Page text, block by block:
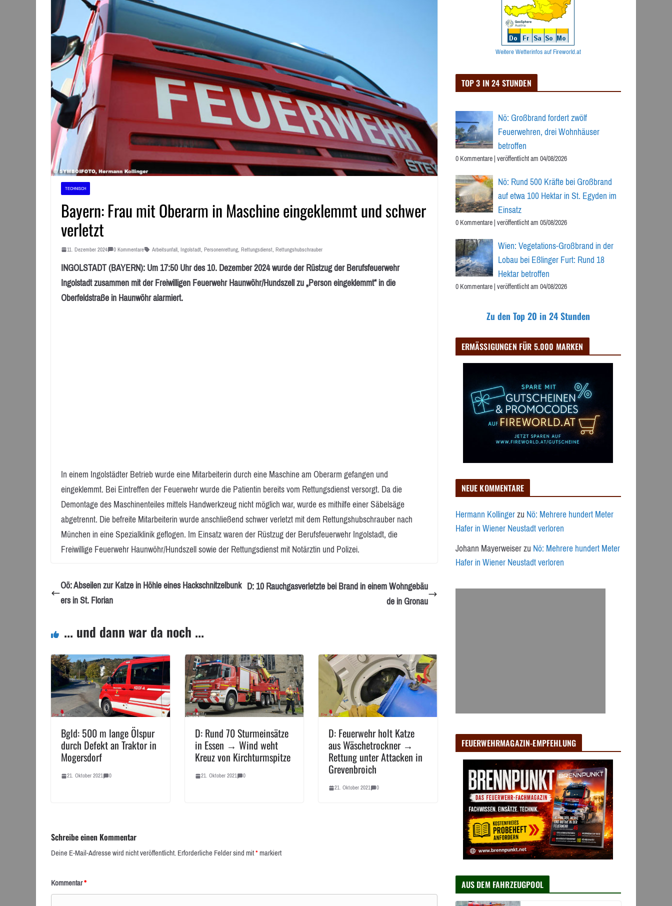
TECHNISCH
Bayern: Frau mit Oberarm in Maschine eingeklemmt und schwer
verletzt
11. Dezember 2024 0 Kommentare Arbeitsunfall, Ingolstadt, Personenrettung, Rettungsdienst, Rettungshubschrauber
INGOLSTADT (BAYERN): Um 17:50 Uhr des 10. Dezember 2024 wurde der Rüstzug der Berufsfeuerwehr
Ingolstadt zusammen mit der Freiwilligen Feuerwehr Haunwöhr/Hundszell zu „Person eingeklemmt“ in die
Oberfeldstraße in Haunwöhr alarmiert.
In einem Ingolstädter Betrieb wurde eine Mitarbeiterin durch eine Maschine am Oberarm gefangen und
eingeklemmt. Bei Eintreffen der Feuerwehr wurde die Patientin bereits vom Rettungsdienst versorgt. Da die
Demontage des Maschinenteiles mittels Handwerkzeug nicht möglich war, wurde es mithilfe einer Säbelsäge
abgetrennt. Die befreite Mitarbeiterin wurde anschließend schwer verletzt mit dem Rettungshubschrauber nach
München in eine Spezialklinik geflogen. Im Einsatz waren der Rüstzug der Berufsfeuerwehr Ingolstadt, die
Freiwillige Feuerwehr Haunwöhr/Hundszell sowie der Rettungsdienst mit Notärztin und Polizei.
Oö: Abseilen zur Katze in Höhle eines Hackschnitzelbunk
ers in St. Florian
D: 10 Rauchgasverletzte bei Brand in einem Wohngebäu
de in Gronau
... und dann war da noch ...
Bgld: 500 m lange Ölspur
durch Defekt an Traktor in
Mogersdorf
21. Oktober 2021 0
D: Rund 70 Sturmeinsätze
in Essen → Wind weht
Kreuz von Kirchturmspitze
21. Oktober 2021 0
D: Feuerwehr holt Katze
aus Wäschetrockner →
Rettung unter Attacken in
Grevenbroich
21. Oktober 2021 0
Schreibe einen Kommentar
Deine E-Mail-Adresse wird nicht veröffentlicht.Erforderliche Felder sind mit*markiert
Kommentar*
Weitere Wetterinfos auf Fireworld.at
TOP 3 IN 24 STUNDEN
Nö: Großbrand fordert zwölf
Feuerwehren, drei Wohnhäuser
betroffen
0 Kommentare|veröffentlicht am 04/08/2026
Nö: Rund 500 Kräfte bei Großbrand
auf etwa 100 Hektar in St. Egyden im
Einsatz
0 Kommentare|veröffentlicht am 05/08/2026
Wien: Vegetations-Großbrand in der
Lobau bei Eßlinger Furt: Rund 18
Hektar betroffen
0 Kommentare|veröffentlicht am 04/08/2026
Zu den Top 20 in 24 Stunden
ERMÄSSIGUNGEN FÜR 5.000 MARKEN
NEUE KOMMENTARE
Hermann KollingerzuNö: Mehrere hundert Meter
Hafer in Wiener Neustadt verloren
Johann MayerweiserzuNö: Mehrere hundert Meter
Hafer in Wiener Neustadt verloren
FEUERWEHRMAGAZIN-EMPFEHLUNG
AUS DEM FAHRZEUGPOOL